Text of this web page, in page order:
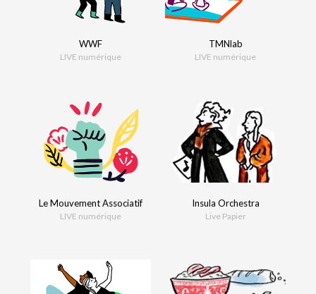
WWF
LIVE numérique
TMNlab
LIVE numérique
Le Mouvement Associatif
LIVE numérique
Insula Orchestra
Live Papier